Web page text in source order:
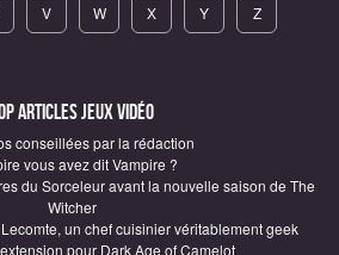
V W X Y Z
articles Jeux vidéo
conseillées par la rédaction
vous avez dit Vampire ?
du Sorceleur avant la nouvelle saison de The
Witcher
un chef cuisinier véritablement geek
pour Dark Age of Camelot